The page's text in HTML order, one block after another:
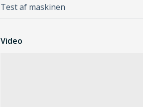
Test af maskinen
Video